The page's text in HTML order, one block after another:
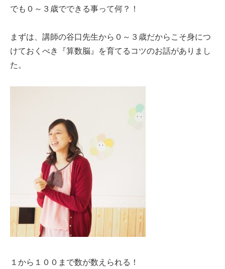
でも０～３歳でできる事って何？！
まずは、講師の谷口先生から０～３歳だからこそ身につ
けておくべき『算数脳』を育てるコツのお話がありまし
た。
１から１００まで数が数えられる！